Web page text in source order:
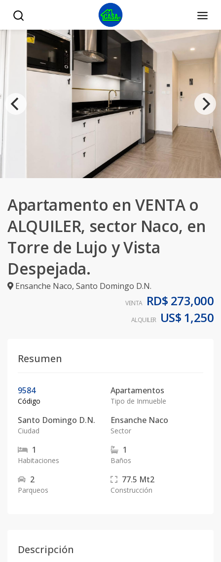
Apartamento en VENTA o
ALQUILER, sector Naco, en
Torre de Lujo y Vista
Despejada.
Ensanche Naco, Santo Domingo D.N.
VENTA RD$ 273,000
ALQUILER US$ 1,250
Resumen
9584
Código
Apartamentos
Tipo de Inmueble
Santo Domingo D.N.
Ciudad
Ensanche Naco
Sector
1
Habitaciones
1
Baños
2
Parqueos
77.5 Mt2
Construcción
Descripción